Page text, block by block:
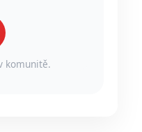
komunitě.